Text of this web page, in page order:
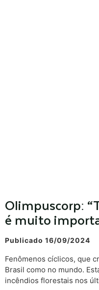
Olimpuscorp:
é muito
Publicado 16/09/2024
Fenômenos cíclicos, que
Brasil como no mundo.
incêndios florestais nos